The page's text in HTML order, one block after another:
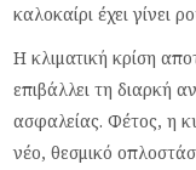
καλοκαίρι έχει γίνει
Η κλιματική κρίση
επιβάλλει τη διαρκή
ασφαλείας. Φέτος, η
νέο, θεσμικό